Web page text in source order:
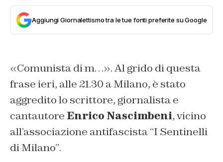
Aggiungi Giornalettismo tra le tue fonti preferite su Google
«Comunista di m…». Al grido di questa
frase ieri, alle 21.30 a Milano, è stato
aggredito lo scrittore, giornalista e
cantautore Enrico Nascimbeni, vicino
all’associazione antifascista“I Sentinelli
di Milano”.